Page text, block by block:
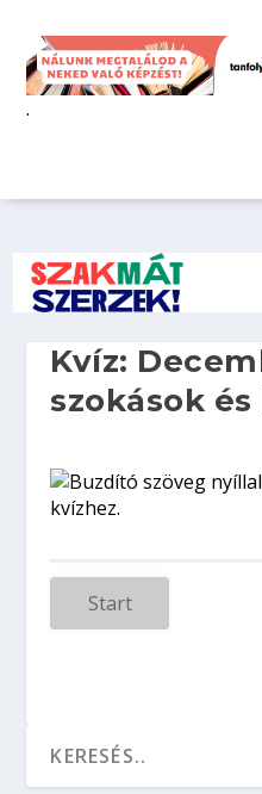
.
Kvíz:
szokások
Start